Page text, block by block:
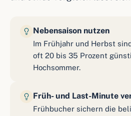
Nebensaison nutzen
Im Frühjahr und Herbst
oft 20 bis 35 Prozent
Hochsommer.
Früh- und Last-Minute
Frühbucher sichern die